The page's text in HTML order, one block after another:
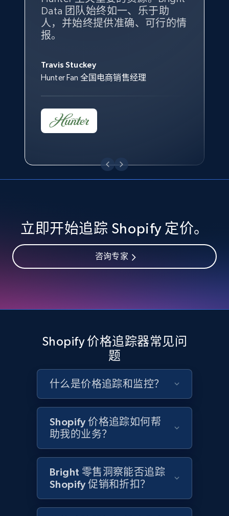
eBay - Collect products from shops on eBay
Seller reviews, Breadcrumbs, Root category, and
more.
URL, Product id, Title, Seller name, Seller rating,
Seller reviews, Breadcrumbs, Root category, and
358+ 立即开始
Google Shopping
more.
2.4K+ 199+ 立即开始
Google Shopping - collects products from
web using keywords
URL, Product id, Title, Product description,
Rating, Reviews count, Images, Variations, and
Data 团队始终如一、乐于助
人，并始终提供准确、可行的情
报。
Travis Stuckey
Hunter Fan 全国电商销售经理
售情况则从战术上帮助我们的营
销团队扩大产品种类。
Overstock 的客户战略与洞察总监
Yael Fridman
Keter 的市场总监
Beverly Taylor
Kingston Brass, Inc. 商品规划总监
立即开始追踪 Shopify 定价。
咨询专家
Shopify 价格追踪器常见问
题
什么是价格追踪和监控？
Shopify 价格追踪如何帮
助我的业务？
Bright 零售洞察能否追踪
Shopify 促销和折扣？